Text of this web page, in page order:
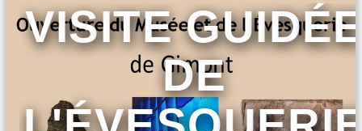
VISITE
DE